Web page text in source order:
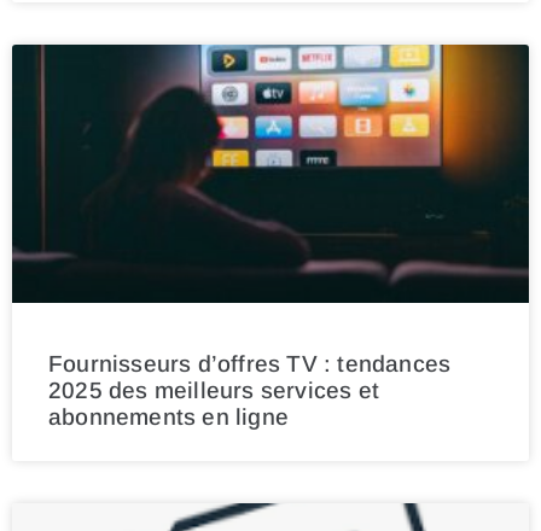
Fournisseurs d’offres TV : tendances
2025 des meilleurs services et
abonnements en ligne